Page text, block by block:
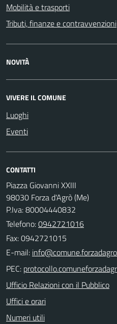
Mobilità e trasporti
Tributi, finanze e contravvenzioni
NOVITÀ
VIVERE IL COMUNE
Luoghi
Eventi
CONTATTI
Piazza Giovanni XXIII
98030 Forza d'Agrò (Me)
P.Iva: 80004440832
Telefono:0942721016
Fax: 0942721015
E-mail:
PEC:
Ufficio Relazioni con il Pubblico
Uffici e orari
Numeri utili